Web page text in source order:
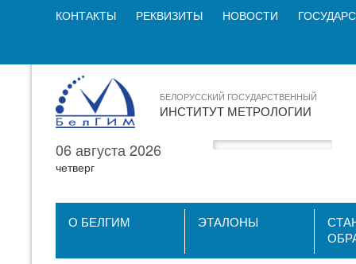
КОНТАКТЫ РЕКВИЗИТЫ НОВОСТИ
БЕЛОРУССКИЙ ГОСУДАРСТВЕННЫЙ
ИНСТИТУТ МЕТРОЛОГИИ
06 августа 2026
четверг
О БЕЛГИМ ЭТАЛОНЫ